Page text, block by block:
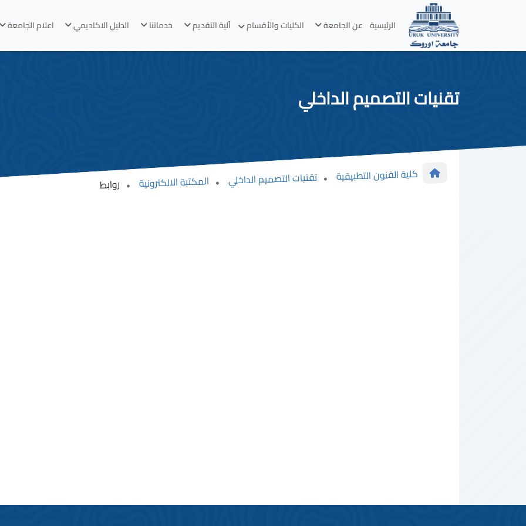
الرئيسية عن الجامعة الكليات والأقسام آلية التقديم خدماتنا الدليل الاكاديمي اعلام الجامعة
تقنيات التصميم الداخلي
كلية الفنون التطبيقية تقنيات التصميم الداخلي المكتبة الالكترونية روابط